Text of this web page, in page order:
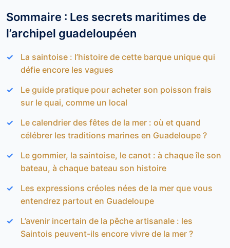
Sommaire : Les secrets maritimes de
l’archipel guadeloupéen
La saintoise : l’histoire de cette barque unique qui
défie encore les vagues
Le guide pratique pour acheter son poisson frais
sur le quai, comme un local
Le calendrier des fêtes de la mer : où et quand
célébrer les traditions marines en Guadeloupe ?
Le gommier, la saintoise, le canot : à chaque île son
bateau, à chaque bateau son histoire
Les expressions créoles nées de la mer que vous
entendrez partout en Guadeloupe
L’avenir incertain de la pêche artisanale : les
Saintois peuvent-ils encore vivre de la mer ?